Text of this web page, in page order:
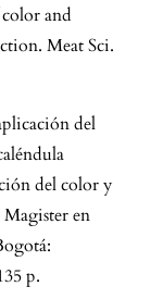
and
Meat Sci.
del
del color y
en
p.